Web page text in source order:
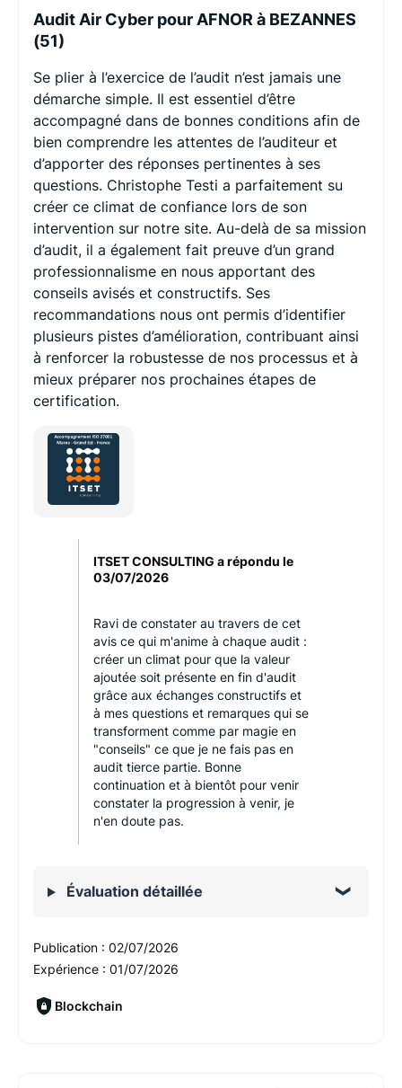
Audit Air Cyber pour AFNOR à BEZANNES
(51)
Se plier à l’exercice de l’audit n’est jamais une
démarche simple. Il est essentiel d’être
accompagné dans de bonnes conditions afin de
bien comprendre les attentes de l’auditeur et
d’apporter des réponses pertinentes à ses
questions. Christophe Testi a parfaitement su
créer ce climat de confiance lors de son
intervention sur notre site. Au-delà de sa mission
d’audit, il a également fait preuve d’un grand
professionnalisme en nous apportant des
conseils avisés et constructifs. Ses
recommandations nous ont permis d’identifier
plusieurs pistes d’amélioration, contribuant ainsi
à renforcer la robustesse de nos processus et à
mieux préparer nos prochaines étapes de
certification.
ITSET CONSULTING a répondu le
03/07/2026
Ravi de constater au travers de cet
avis ce qui m'anime à chaque audit :
créer un climat pour que la valeur
ajoutée soit présente en fin d'audit
grâce aux échanges constructifs et
à mes questions et remarques qui se
transforment comme par magie en
"conseils" ce que je ne fais pas en
audit tierce partie. Bonne
continuation et à bientôt pour venir
constater la progression à venir, je
n'en doute pas.
Évaluation détaillée
Publication : 02/07/2026
Expérience : 01/07/2026
Blockchain